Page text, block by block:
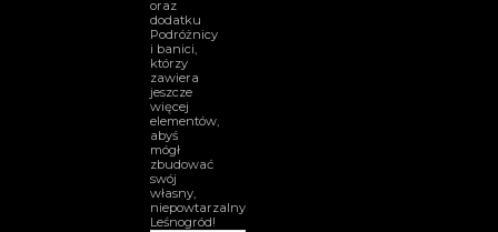
oraz
dodatku
Podróżnicy
i banici,
którzy
zawiera
jeszcze
więcej
elementów,
abyś
mógł
zbudować
swój
własny,
niepowtarzalny
Leśnogród!